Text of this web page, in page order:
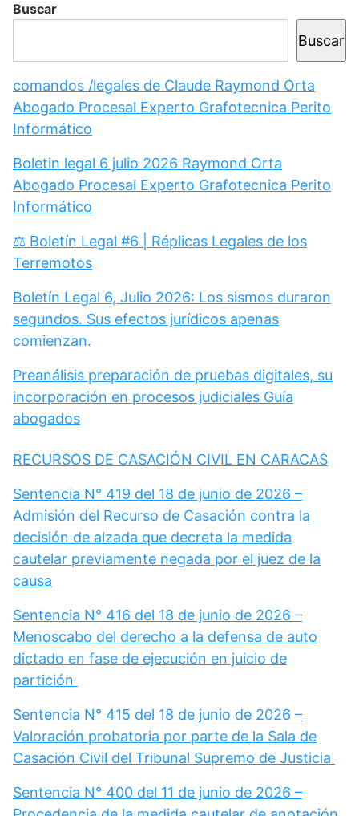
Buscar
Buscar
comandos /legales de Claude Raymond Orta
Abogado Procesal Experto Grafotecnica Perito
Informático
Boletin legal 6 julio 2026 Raymond Orta
Abogado Procesal Experto Grafotecnica Perito
Informático
⚖️ Boletín Legal #6 | Réplicas Legales de los
Terremotos
Boletín Legal 6, Julio 2026: Los sismos duraron
segundos. Sus efectos jurídicos apenas
comienzan.
Preanálisis preparación de pruebas digitales, su
incorporación en procesos judiciales Guía
abogados
RECURSOS DE CASACIÓN CIVIL EN CARACAS
Sentencia N° 419 del 18 de junio de 2026 –
Admisión del Recurso de Casación contra la
decisión de alzada que decreta la medida
cautelar previamente negada por el juez de la
causa
Sentencia N° 416 del 18 de junio de 2026 –
Menoscabo del derecho a la defensa de auto
dictado en fase de ejecución en juicio de
partición
Sentencia N° 415 del 18 de junio de 2026 –
Valoración probatoria por parte de la Sala de
Casación Civil del Tribunal Supremo de Justicia
Sentencia N° 400 del 11 de junio de 2026 –